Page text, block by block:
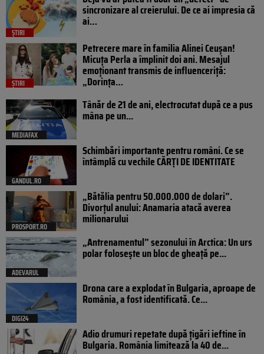
ȘTIRI
sincronizare al creierului. De ce ai impresia că
ai…
ȘTIRI
Petrecere mare în familia Alinei Ceușan!
Micuța Perla a împlinit doi ani. Mesajul
emoționant transmis de influenceriță:
„Dorința…
MEDIAFAX
Tânăr de 21 de ani, electrocutat după ce a pus
mâna pe un...
GANDUL.RO
Schimbări importante pentru români. Ce se
întâmplă cu vechile CĂRȚI DE IDENTITATE
PROSPORT.RO
„Bătălia pentru 50.000.000 de dolari”.
Divorțul anului: Anamaria atacă averea
milionarului
ADEVARUL
„Antrenamentul” sezonului în Arctica: Un urs
polar folosește un bloc de gheață pe...
DIGI24
Drona care a explodat în Bulgaria, aproape de
România, a fost identificată. Ce...
Adio drumuri repetate după țigări ieftine în
Bulgaria. România limitează la 40 de...